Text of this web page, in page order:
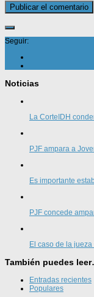
Seguir:
Noticias
La CorteIDH
PJF ampara a
Es importante
PJF concede
El caso de la
También puedes
Entradas recientes
Populares